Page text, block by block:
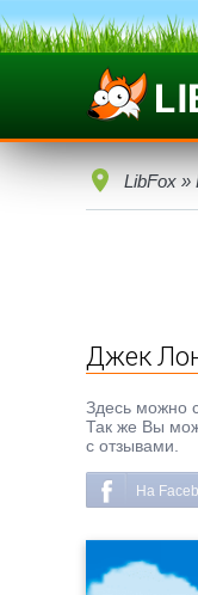
LibFox »
Джек
Здесь можно
Так же Вы
с отзывами.
На